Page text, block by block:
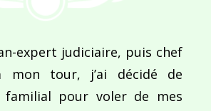
expert judiciaire, puis chef
mon tour, j’ai décidé de
pour voler de mes